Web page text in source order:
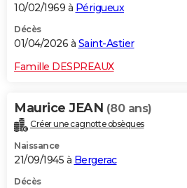
10/02/1969 à Périgueux
Décès
01/04/2026 à Saint-Astier
Famille DESPREAUX
Maurice JEAN (80 ans)
Créer une cagnotte obsèques
Naissance
21/09/1945 à Bergerac
Décès